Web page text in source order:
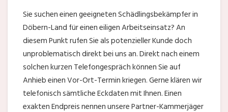
Sie suchen einen geeigneten Schädlingsbekämpfer in
Döbern-Land für einen eiligen Arbeitseinsatz? An
diesem Punkt rufen Sie als potenzieller Kunde doch
unproblematisch direkt bei uns an. Direkt nach einem
solchen kurzen Telefongespräch können Sie auf
Anhieb einen Vor-Ort-Termin kriegen. Gerne klären wir
telefonisch sämtliche Eckdaten mit Ihnen. Einen
exakten Endpreis nennen unsere Partner-Kammerjäger